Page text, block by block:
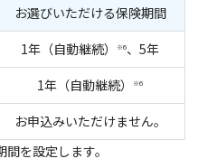
お選びいただける保険期間
1年（自動継続） ※6、5年
1年（自動継続） ※6
お申込みいただけません。
を設定します。